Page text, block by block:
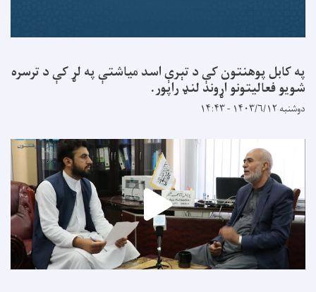
په کابل پوهنتون کې د تېرې اسد میاشتې په لړ کې د ترسره
شویو فعالیتونو اړوند لنډ راپور.
دوشنبه ۱۴۰۳/۶/۱۲ - ۱۴:۴۳